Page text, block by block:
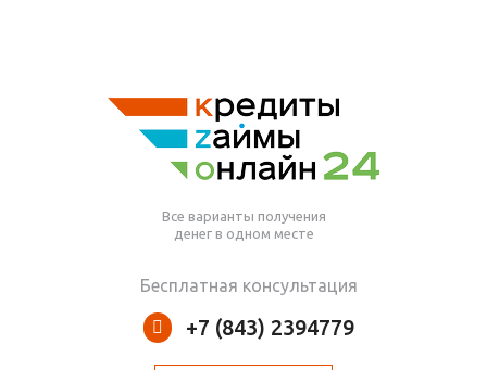
Все варианты получения
денег в одном месте
Бесплатная консультация
+7 (843) 2394779